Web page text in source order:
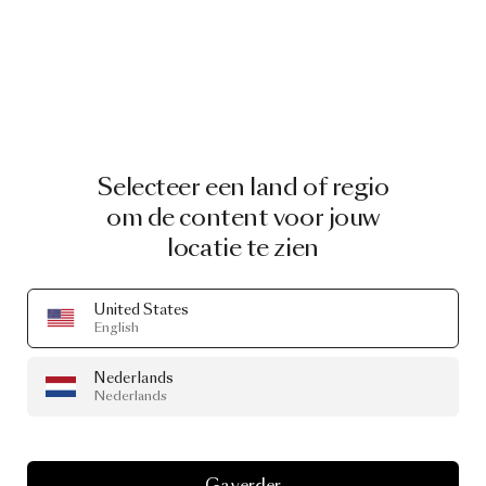
PeaksSofadoorYves
PRODUCT STORY
Gevormd door Jou
Selecteer een land of regio
om de content voor jouw
locatie te zien
United States
English
Nederlands
Nederlands